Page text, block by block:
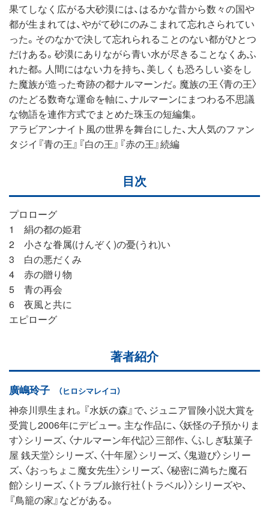
果てしなく広がる大砂漠には、はるかな昔から数々の国や
都が生まれては、やがて砂にのみこまれて忘れさられてい
った。そのなかで決して忘れられることのない都がひとつ
だけある。砂漠にありながら青い水が尽きることなくあふ
れた都。人間にはない力を持ち、美しくも恐ろしい姿をし
た魔族が造った奇跡の都ナルマーンだ。魔族の王〈青の王〉
のたどる数奇な運命を軸に、ナルマーンにまつわる不思議
な物語を連作方式でまとめた珠玉の短編集。
アラビアンナイト風の世界を舞台にした、大人気のファン
タジイ『青の王』『白の王』『赤の王』続編
目次
プロローグ
1 絹の都の姫君
2 小さな眷属(けんぞく)の憂(うれ)い
3 白の悪だくみ
4 赤の贈り物
5 青の再会
6 夜風と共に
エピローグ
著者紹介
廣嶋玲子 （ヒロシマレイコ）
神奈川県生まれ。『水妖の森』で、ジュニア冒険小説大賞を
受賞し2006年にデビュー。主な作品に、〈妖怪の子預かりま
す〉シリーズ、〈ナルマーン年代記〉三部作、〈ふしぎ駄菓子
屋 銭天堂〉シリーズ、〈十年屋〉シリーズ、〈鬼遊び〉シリー
ズ、〈おっちょこ魔女先生〉シリーズ、〈秘密に満ちた魔石
館〉シリーズ、〈トラブル旅行社（トラベル）〉シリーズや、
『鳥籠の家』などがある。